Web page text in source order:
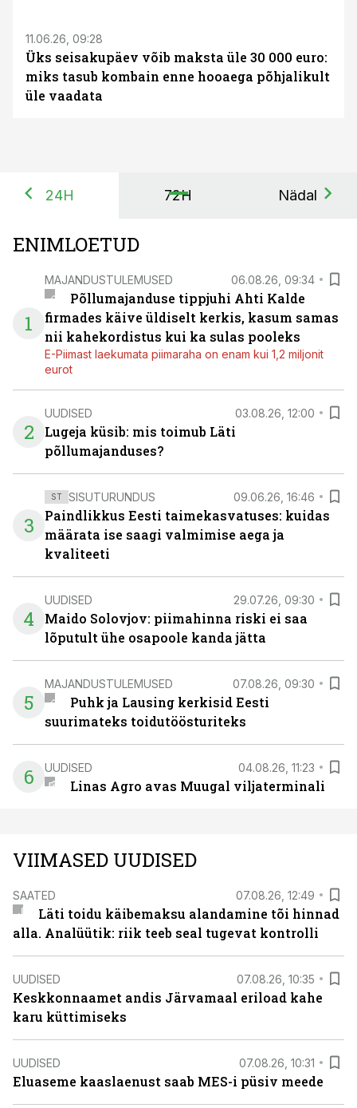
11.06.26, 09:28
Üks seisakupäev võib maksta üle 30 000 euro:
miks tasub kombain enne hooaega põhjalikult
üle vaadata
24H 72H Nädal
ENIMLOETUD
1
MAJANDUSTULEMUSED 06.08.26, 09:34
Põllumajanduse tippjuhi Ahti Kalde
firmades käive üldiselt kerkis, kasum samas
nii kahekordistus kui ka sulas pooleks
E-Piimast laekumata piimaraha on enam kui 1,2 miljonit
eurot
2
UUDISED 03.08.26, 12:00
Lugeja küsib: mis toimub Läti
põllumajanduses?
3
ST SISUTURUNDUS 09.06.26, 16:46
Paindlikkus Eesti taimekasvatuses: kuidas
määrata ise saagi valmimise aega ja
kvaliteeti
4
UUDISED 29.07.26, 09:30
Maido Solovjov: piimahinna riski ei saa
lõputult ühe osapoole kanda jätta
5
MAJANDUSTULEMUSED 07.08.26, 09:30
Puhk ja Lausing kerkisid Eesti
suurimateks toidutöösturiteks
6 UUDISED 04.08.26, 11:23
Linas Agro avas Muugal viljaterminali
VIIMASED UUDISED
SAATED 07.08.26, 12:49
Läti toidu käibemaksu alandamine tõi hinnad
alla. Analüütik: riik teeb seal tugevat kontrolli
UUDISED 07.08.26, 10:35
Keskkonnaamet andis Järvamaal eriload kahe
karu küttimiseks
UUDISED 07.08.26, 10:31
Eluaseme kaaslaenust saab MES-i püsiv meede